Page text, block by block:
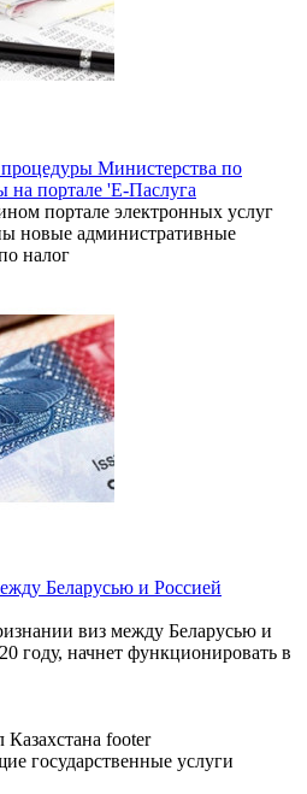
Министерства по
на портале 'Е-Паслуга
портале электронных услуг
новые административные
налог
Беларусью и Россией
виз между Беларусью и
году, начнет функционировать в
государственные услуги